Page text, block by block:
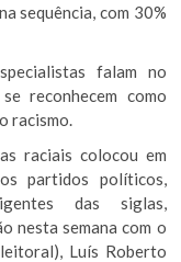
sequência, com 30%
falam no
reconhecem como
racismo.
raciais colocou em
partidos políticos,
das siglas,
nesta semana com o
Luís Roberto